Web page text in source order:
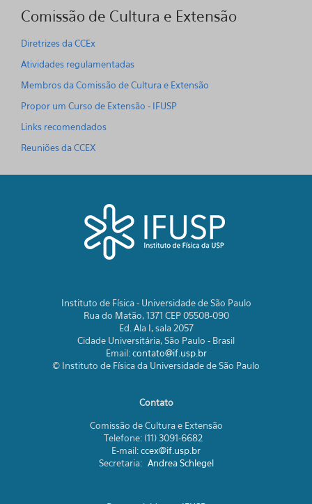
Comissão de Cultura e Extensão
Diretrizes da CCEx
Atividades regulamentadas
Membros da Comissão de Cultura e Extensão
Propor um Curso de Extensão - IFUSP
Links recomendados
Reuniões da CCEX
Instituto de Física - Universidade de São Paulo
Rua do Matão, 1371 CEP 05508-090
Ed. Ala I, sala 2057
Cidade Universitária, São Paulo - Brasil
Email:contato@if.usp.br
© Instituto de Física da Universidade de São Paulo
Contato
Comissão de Cultura e Extensão
Telefone: (11) 3091-6682
E-mail:ccex@if.usp.br
Secretaria: Andrea Schlegel